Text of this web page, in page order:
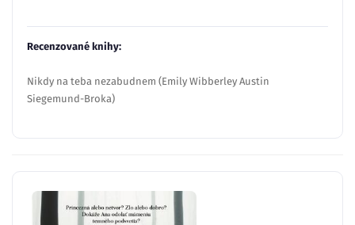
Recenzované knihy:
Nikdy na teba nezabudnem (Emily Wibberley Austin
Siegemund-Broka)